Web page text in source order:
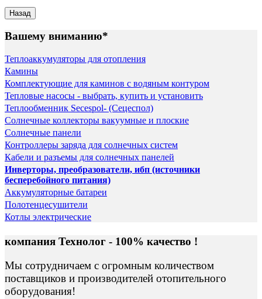
Вашему вниманию*
Теплоаккумуляторы для отопления
Камины
Комплектующие для каминов с водяным контуром
Тепловые насосы - выбрать, купить и установить
Теплообменник Secespol- (Сецеспол)
Солнечные коллекторы вакуумные и плоские
Солнечные панели
Контроллеры заряда для солнечных систем
Кабели и разъемы для солнечных панелей
Инверторы, преобразователи, ибп (источники
бесперебойного питания)
Аккумуляторные батареи
Полотенцесушители
Котлы электрические
компания Технолог - 100% качество !
Мы сотрудничаем с огромным количеством
поставщиков и производителей отопительного
оборудования!